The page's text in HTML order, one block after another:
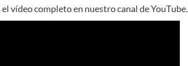
vídeo completo en nuestro canal de YouTube.